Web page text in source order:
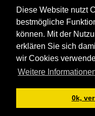
Diese Website nutzt
bestmögliche
können. Mit der
erklären Sie sich
wir Cookies
Weitere
0k,
Trauringstudio bei
Trauringstudio bei
Trauringstudio bei flickr
Trauringstudio|Trauringe|